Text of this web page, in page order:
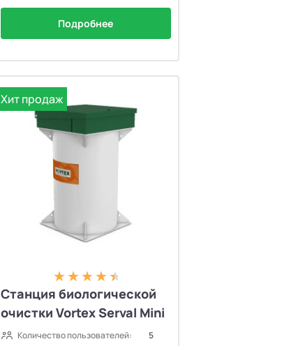
Подробнее
Хит продаж
Станция биологической
очистки Vortex Serval Mini
Количество пользователей:
5